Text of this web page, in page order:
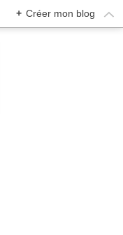
+ Créer mon blog